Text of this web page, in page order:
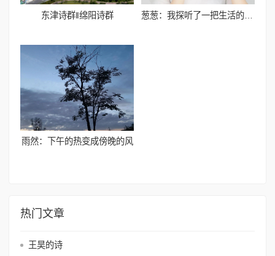
东津诗群‖绵阳诗群 葱葱：我探听了一把生活的虚实
雨然：下午的热变成傍晚的风
热门文章
王昊的诗